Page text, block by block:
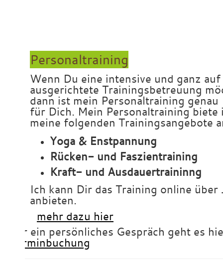
Personaltraining
Wenn Du eine intensive und ganz
ausgerichtete Trainingsbetreuung
dann ist mein Personaltraining
für Dich. Mein Personaltraining
meine folgenden Trainingsangebote
Yoga & Enstpannung
Rücken- und Faszientraining
Kraft- und Ausdauertraininng
Ich kann Dir das Training online über
anbieten.
mehr dazu hier
Für ein persönliches Gespräch geht es
Terminbuchung